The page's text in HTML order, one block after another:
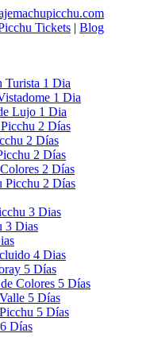
Tickets | Blog
Turista 1 Dia
1 Dia
Lujo 1 Dia
2 Días
2 Días
2 Días
2 Días
Picchu 2 Días
3 Dias
3 Dias
4 Dias
5 Días
Colores 5 Días
5 Días
5 Días
Días